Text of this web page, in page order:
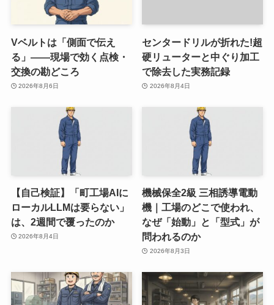
Vベルトは「側面で伝え
る」——現場で効く点検・
交換の勘どころ
2026年8月6日
センタードリルが折れた!超
硬リューターと中ぐり加工
で除去した実務記録
2026年8月4日
【自己検証】「町工場AIに
ローカルLLMは要らない」
は、2週間で覆ったのか
2026年8月4日
機械保全2級 三相誘導電動
機｜工場のどこで使われ、
なぜ「始動」と「型式」が
問われるのか
2026年8月3日